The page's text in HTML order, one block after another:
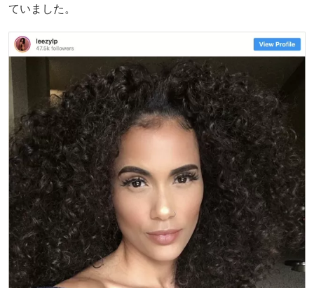
ていました。